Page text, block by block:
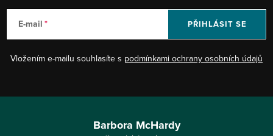
E-mail
Vložením e-mailu souhlasíte s podmínkami ochrany osobních údajů
PŘIHLÁSIT SE
Barbora McHardy